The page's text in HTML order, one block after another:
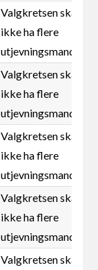
Valgkretsen skal
ikke ha flere
utjevningsmandater
Valgkretsen skal
ikke ha flere
utjevningsmandater
Valgkretsen skal
ikke ha flere
utjevningsmandater
Valgkretsen skal
ikke ha flere
utjevningsmandater
Valgkretsen skal